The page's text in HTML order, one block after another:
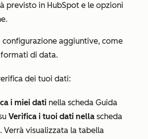
previsto in HubSpot e le opzioni
aggiuntive, come
di data.
dei tuoi dati:
i miei dati nella scheda Guida
Verifica i tuoi dati nella scheda
. Verrà visualizzata la tabella